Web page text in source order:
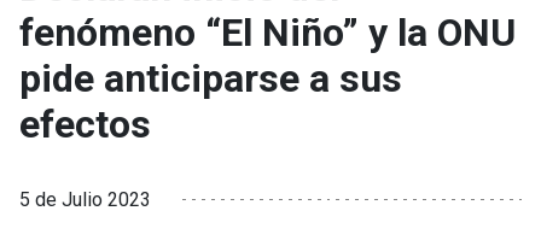
fenómeno “El Niño” y la ONU
pide anticiparse a sus
efectos
5 de Julio 2023